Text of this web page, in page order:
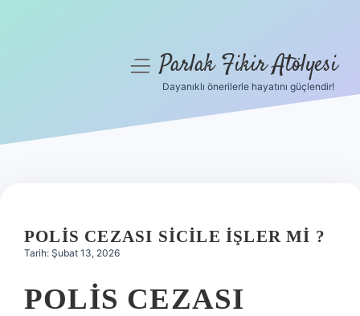
Hakkımızda
menüyüParlak Fikir Atölyesi
Dayanıklı önerilerle hayatını güçlendir!
POLIS CEZASI SICILE IŞLER MI ?
Tarih: Şubat 13, 2026
POLIS CEZASI